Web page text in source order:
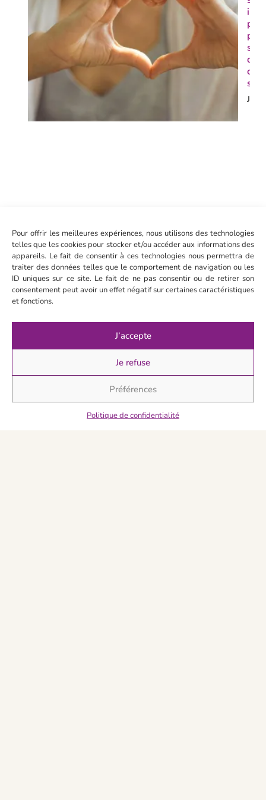
Pour offrir les meilleures expériences, nous utilisons des technologies
telles que les cookies pour stocker et/ou accéder aux informations des
appareils. Le fait de consentir à ces technologies nous permettra de
traiter des données telles que le comportement de navigation ou les
ID uniques sur ce site. Le fait de ne pas consentir ou de retirer son
consentement peut avoir un effet négatif sur certaines caractéristiques
et fonctions.
J’accepte
Je refuse
Préférences
Politique de confidentialité
de
son
Je
Tes